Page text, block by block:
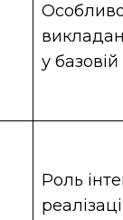
у базовій
Роль